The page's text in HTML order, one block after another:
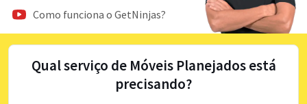
Como funciona o GetNinjas?
Qual serviço de Móveis Planejados está
precisando?